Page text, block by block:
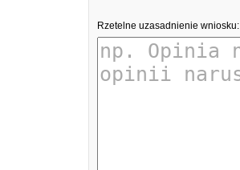
Rzetelne uzasadnienie wniosku: